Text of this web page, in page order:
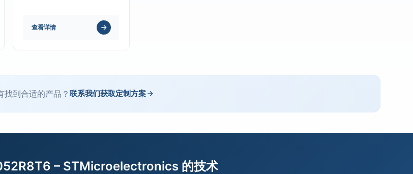
查看详情
找到合适的产品？ 联系我们获取定制方案
– STMicroelectronics 的技术